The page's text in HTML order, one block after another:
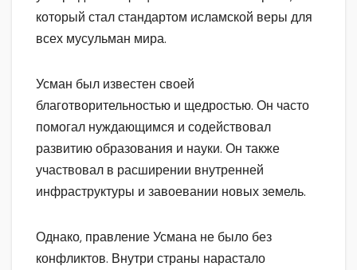
который стал стандартом исламской веры для
всех мусульман мира.
Усман был известен своей
благотворительностью и щедростью. Он часто
помогал нуждающимся и содействовал
развитию образования и науки. Он также
участвовал в расширении внутренней
инфраструктуры и завоевании новых земель.
Однако, правление Усмана не было без
конфликтов. Внутри страны нарастало